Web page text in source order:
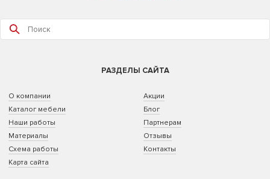
РАЗДЕЛЫ САЙТА
О компании
Каталог мебели
Наши работы
Материалы
Схема работы
Карта сайта
Акции
Блог
Партнерам
Отзывы
Контакты